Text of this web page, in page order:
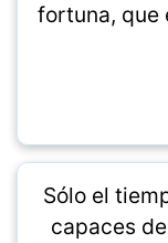
fortuna, que
Sólo el
capaces